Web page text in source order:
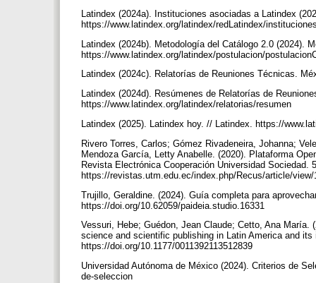
Latindex (2024a). Instituciones asociadas a Latindex
https://www.latindex.org/latindex/redLatindex/
Latindex (2024b). Metodología del Catálogo 2.0 (2024).
https://www.latindex.org/latindex/postulacion/
Latindex (2024c). Relatorías de Reuniones Técnicas.
Latindex (2024d). Resúmenes de Relatorías de
https://www.latindex.org/latindex/relatorias/resumen
Latindex (2025). Latindex hoy. // Latindex. https://
Rivero Torres, Carlos; Gómez Rivadeneira, Johanna;
Mendoza García, Letty Anabelle. (2020). Plataforma
Revista Electrónica Cooperación Universidad Sociedad.
https://revistas.utm.edu.ec/index.php/Recus/article/
Trujillo, Geraldine. (2024). Guía completa para
https://doi.org/10.62059/paideia.studio.16331
Vessuri, Hebe; Guédon, Jean Claude; Cetto, Ana
science and scientific publishing in Latin America and
https://doi.org/10.1177/0011392113512839
Universidad Autónoma de México (2024). Criterios de
de-seleccion